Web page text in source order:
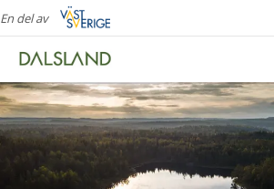
En del av